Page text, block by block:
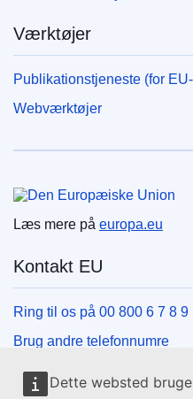
Dette websted
Værktøjer
Publikationstjeneste (for
Webværktøjer
Læs mere på europa.eu
Kontakt EU
Ring til os på 00 800 6 7 8 9
Brug andre telefonnumre
Skriv til os via vores